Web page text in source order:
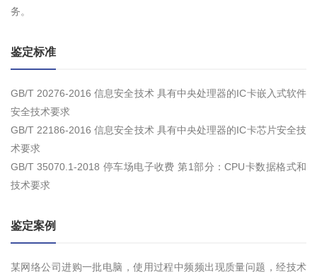
务。
鉴定标准
GB/T 20276-2016 信息安全技术 具有中央处理器的IC卡嵌入式软件
安全技术要求
GB/T 22186-2016 信息安全技术 具有中央处理器的IC卡芯片安全技
术要求
GB/T 35070.1-2018 停车场电子收费 第1部分：CPU卡数据格式和
技术要求
鉴定案例
某网络公司进购一批电脑，使用过程中频频出现质量问题，经技术